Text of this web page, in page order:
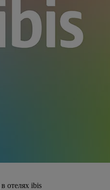
в отелях ibis